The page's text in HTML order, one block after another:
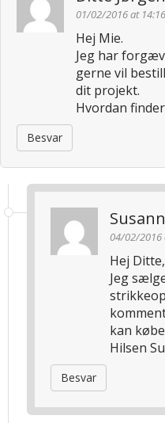
01/02/2016 at 14:16
Hej Mie.
Jeg har
gerne vil
dit projekt.
Hvordan
Besvar
04/02/2016
Hej Ditte,
Jeg
kan
Hilsen
Besvar